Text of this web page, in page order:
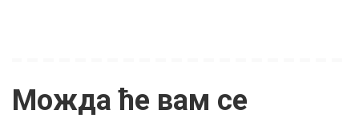
Можда ће вам се